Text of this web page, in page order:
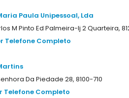
Paula Unipessoal, Lda
M Pinto Ed Palmeira-lj 2 Quarteira,
Telefone Completo
Da Piedade 28, 8100-710
Telefone Completo